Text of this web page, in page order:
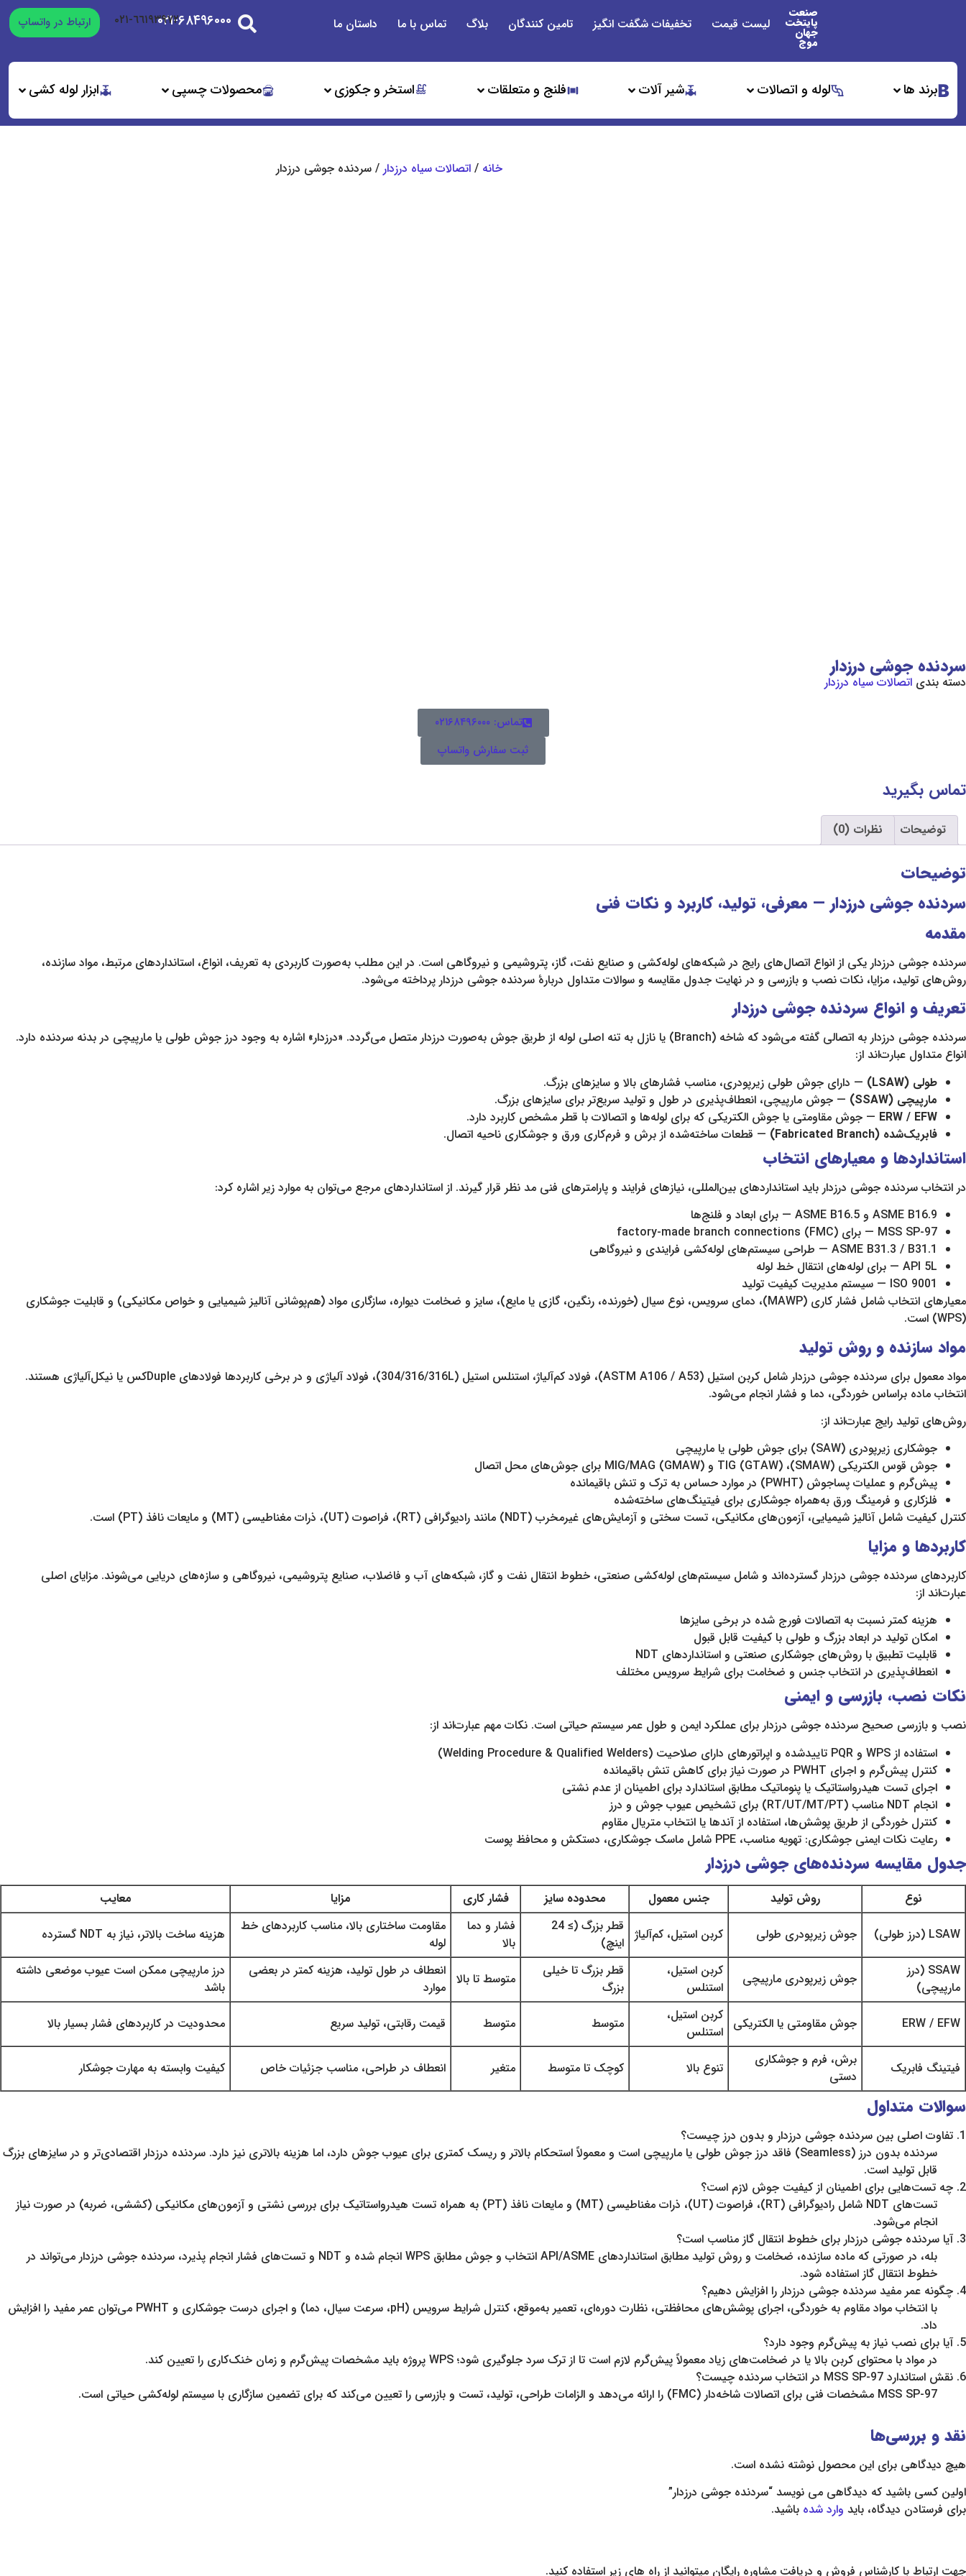
صنعت
پایتخت
جهان
موج
لیست قیمت تخفیفات شگفت انگیز تامین کنندگان بلاگ تماس با ما داستان ما ۰۲۱-۶۸۴۹۶۰۰۰٦٦١٩٣٩٧٢-٠٢١ ارتباط در واتساپ
برند ها لوله و اتصالات شیر آلات فلنج و متعلقات استخر و جکوزی محصولات چسپی ابزار لوله کشی
خانه /اتصالات سیاه درزدار / سردنده جوشی درزدار
سردنده جوشی درزدار
دسته بندی اتصالات سیاه درزدار
تماس: ۰۲۱۶۸۴۹۶۰۰۰
ثبت سفارش واتساپ
تماس بگیرید
توضیحات نظرات (0)
توضیحات
سردنده جوشی درزدار — معرفی، تولید، کاربرد و نکات فنی
مقدمه
سردنده جوشی درزدار یکی از انواع اتصال‌های رایج در شبکه‌های لوله‌کشی و صنایع نفت، گاز، پتروشیمی و نیروگاهی است. در این مطلب به‌صورت کاربردی به تعریف، انواع، استانداردهای مرتبط، مواد سازنده،
روش‌های تولید، مزایا، نکات نصب و بازرسی و در نهایت جدول مقایسه و سوالات متداول دربارهٔ سردنده جوشی درزدار پرداخته می‌شود.
تعریف و انواع سردنده جوشی درزدار
سردنده جوشی درزدار به اتصالی گفته می‌شود که شاخه (Branch) یا نازل به تنه اصلی لوله از طریق جوش به‌صورت درزدار متصل می‌گردد. «درزدار» اشاره به وجود درز جوش طولی یا مارپیچی در بدنه سردنده دارد.
انواع متداول عبارت‌اند از:
طولی (LSAW)
— دارای جوش طولی زیرپودری، مناسب فشارهای بالا و سایزهای بزرگ.
مارپیچی (SSAW)
— جوش مارپیچی، انعطاف‌پذیری در طول و تولید سریع‌تر برای سایزهای بزرگ.
ERW / EFW — جوش مقاومتی یا جوش الکتریکی که برای لوله‌ها و اتصالات با قطر مشخص کاربرد دارد.
فابریک‌شده (Fabricated Branch)
— قطعات ساخته‌شده از برش و فرم‌کاری ورق و جوشکاری ناحیه اتصال.
استانداردها و معیارهای انتخاب
در انتخاب سردنده جوشی درزدار باید استانداردهای بین‌المللی، نیازهای فرایند و پارامترهای فنی مد نظر قرار گیرند. از استانداردهای مرجع می‌توان به موارد زیر اشاره کرد:
ASME B16.9 و ASME B16.5 — برای ابعاد و فلنج‌ها
MSS SP-97 — برای factory-made branch connections (FMC)
ASME B31.3 / B31.1 — طراحی سیستم‌های لوله‌کشی فرایندی و نیروگاهی
API 5L — برای لوله‌های انتقال خط لوله
ISO 9001 — سیستم مدیریت کیفیت تولید
معیارهای انتخاب شامل فشار کاری (MAWP)، دمای سرویس، نوع سیال (خورنده، رنگین، گازی یا مایع)، سایز و ضخامت دیواره، سازگاری مواد (هم‌پوشانی آنالیز شیمیایی و خواص مکانیکی) و قابلیت جوشکاری
(WPS) است.
مواد سازنده و روش تولید
مواد معمول برای سردنده جوشی درزدار شامل کربن استیل (ASTM A106 / A53)، فولاد کم‌آلیاژ، استنلس استیل (304/316/316L)، فولاد آلیاژی و در برخی کاربردها فولادهای Dupleکس یا نیکل‌آلیاژی هستند.
انتخاب ماده براساس خوردگی، دما و فشار انجام می‌شود.
روش‌های تولید رایج عبارت‌اند از:
جوشکاری زیرپودری (SAW) برای جوش طولی یا مارپیچی
جوش قوس الکتریکی (SMAW)، TIG (GTAW) و MIG/MAG (GMAW) برای جوش‌های محل اتصال
پیش‌گرم و عملیات پساجوش (PWHT) در موارد حساس به ترک و تنش باقیمانده
فلزکاری و فرمینگ ورق به‌همراه جوشکاری برای فیتینگ‌های ساخته‌شده
کنترل کیفیت شامل آنالیز شیمیایی، آزمون‌های مکانیکی، تست سختی و آزمایش‌های غیرمخرب (NDT) مانند رادیوگرافی (RT)، فراصوت (UT)، ذرات مغناطیسی (MT) و مایعات نافذ (PT) است.
کاربردها و مزایا
کاربردهای سردنده جوشی درزدار گسترده‌اند و شامل سیستم‌های لوله‌کشی صنعتی، خطوط انتقال نفت و گاز، شبکه‌های آب و فاضلاب، صنایع پتروشیمی، نیروگاهی و سازه‌های دریایی می‌شوند. مزایای اصلی
عبارت‌اند از:
هزینه کمتر نسبت به اتصالات فورج شده در برخی سایزها
امکان تولید در ابعاد بزرگ و طولی با کیفیت قابل قبول
قابلیت تطبیق با روش‌های جوشکاری صنعتی و استانداردهای NDT
انعطاف‌پذیری در انتخاب جنس و ضخامت برای شرایط سرویس مختلف
نکات نصب، بازرسی و ایمنی
نصب و بازرسی صحیح سردنده جوشی درزدار برای عملکرد ایمن و طول عمر سیستم حیاتی است. نکات مهم عبارت‌اند از:
استفاده از WPS و PQR تاییدشده و اپراتورهای دارای صلاحیت (Welding Procedure & Qualified Welders)
کنترل پیش‌گرم و اجرای PWHT در صورت نیاز برای کاهش تنش باقیمانده
اجرای تست هیدرواستاتیک یا پنوماتیک مطابق استاندارد برای اطمینان از عدم نشتی
انجام NDT مناسب (RT/UT/MT/PT) برای تشخیص عیوب جوش و درز
کنترل خوردگی از طریق پوشش‌ها، استفاده از آندها یا انتخاب متریال مقاوم
رعایت نکات ایمنی جوشکاری: تهویه مناسب، PPE شامل ماسک جوشکاری، دستکش و محافظ پوست
جدول مقایسه سردنده‌های جوشی درزدار
نوع روش تولید جنس معمول محدوده سایز فشار کاری مزایا
معایب
LSAW (درز طولی)
جوش زیرپودری طولی کربن استیل، کم‌آلیاژ
قطر بزرگ (≥ 24
اینچ)
فشار و دما
بالا
مقاومت ساختاری بالا، مناسب کاربردهای خط
لوله
هزینه ساخت بالاتر، نیاز به NDT گسترده
SSAW (درز
مارپیچی)
جوش زیرپودری مارپیچی
کربن استیل،
استنلس
قطر بزرگ تا خیلی
بزرگ
متوسط تا بالا انعطاف در طول تولید، هزینه کمتر در بعضی
موارد
درز مارپیچی ممکن است عیوب موضعی داشته
باشد
ERW / EFW
جوش مقاومتی یا الکتریکی کربن استیل،
استنلس
متوسط متوسط قیمت رقابتی، تولید سریع محدودیت در کاربردهای فشار بسیار بالا
فیتینگ فابریک
برش، فرم و جوشکاری
دستی
تنوع بالا کوچک تا متوسط متغیر انعطاف در طراحی، مناسب جزئیات خاص کیفیت وابسته به مهارت جوشکار
سوالات متداول
1. تفاوت اصلی بین سردنده جوشی درزدار و بدون درز چیست؟
سردنده بدون درز (Seamless) فاقد درز جوش طولی یا مارپیچی است و معمولاً استحکام بالاتر و ریسک کمتری برای عیوب جوش دارد، اما هزینه بالاتری نیز دارد. سردنده درزدار اقتصادی‌تر و در سایزهای بزرگ
قابل تولید است.
2. چه تست‌هایی برای اطمینان از کیفیت جوش لازم است؟
تست‌های NDT شامل رادیوگرافی (RT)، فراصوت (UT)، ذرات مغناطیسی (MT) و مایعات نافذ (PT) به همراه تست هیدرواستاتیک برای بررسی نشتی و آزمون‌های مکانیکی (کششی، ضربه) در صورت نیاز
انجام می‌شود.
3. آیا سردنده جوشی درزدار برای خطوط انتقال گاز مناسب است؟
بله، در صورتی که ماده سازنده، ضخامت و روش تولید مطابق استانداردهای API/ASME انتخاب و جوش مطابق WPS انجام شده و NDT و تست‌های فشار انجام پذیرد، سردنده جوشی درزدار می‌تواند در
خطوط انتقال گاز استفاده شود.
4. چگونه عمر مفید سردنده جوشی درزدار را افزایش دهیم؟
با انتخاب مواد مقاوم به خوردگی، اجرای پوشش‌های محافظتی، نظارت دوره‌ای، تعمیر به‌موقع، کنترل شرایط سرویس (pH، سرعت سیال، دما) و اجرای درست جوشکاری و PWHT می‌توان عمر مفید را افزایش
داد.
5. آیا برای نصب نیاز به پیش‌گرم وجود دارد؟
در مواد با محتوای کربن بالا یا در ضخامت‌های زیاد معمولاً پیش‌گرم لازم است تا از ترک سرد جلوگیری شود؛ WPS پروژه باید مشخصات پیش‌گرم و زمان خنک‌کاری را تعیین کند.
6. نقش استاندارد MSS SP-97 در انتخاب سردنده چیست؟
MSS SP-97 مشخصات فنی برای اتصالات شاخه‌دار (FMC) را ارائه می‌دهد و الزامات طراحی، تولید، تست و بازرسی را تعیین می‌کند که برای تضمین سازگاری با سیستم لوله‌کشی حیاتی است.
نقد و بررسی‌ها
هیچ دیدگاهی برای این محصول نوشته نشده است.
اولین کسی باشید که دیدگاهی می نویسد “سردنده جوشی درزدار”
برای فرستادن دیدگاه، باید وارد شده باشید.
جهت ارتباط با کارشناس فروش و دریافت مشاوره رایگان میتوانید از راه های زیر استفاده کنید.